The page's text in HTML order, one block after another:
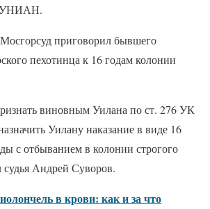
приговорил бывшего
пехотинца к 16 годам колонии
виновным Уилана по ст. 276 УК
Уилану наказание в виде 16
с отбыванием в колонии строгого
судья Андрей Суворов.
в крови: как и за что